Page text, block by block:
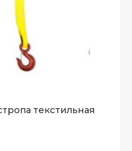
текстильная